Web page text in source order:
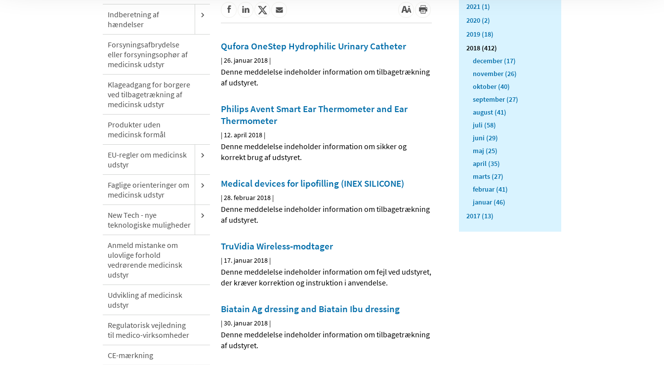
Indberetning af
hændelser
Forsyningsafbrydelse
eller forsyningsophør af
medicinsk udstyr
Klageadgang for borgere
ved tilbagetrækning af
medicinsk udstyr
Produkter uden
medicinsk formål
EU-regler om medicinsk
udstyr
Faglige orienteringer om
medicinsk udstyr
New Tech - nye
teknologiske muligheder
Anmeld mistanke om
ulovlige forhold
vedrørende medicinsk
udstyr
Udvikling af medicinsk
udstyr
Regulatorisk vejledning
til medico-virksomheder
CE-mærkning
Qufora OneStep Hydrophilic Urinary Catheter
|26. januar 2018 |
Denne meddelelse indeholder information om tilbagetrækning
af udstyret.
Philips Avent Smart Ear Thermometer and Ear
Thermometer
| 12. april 2018 |
Denne meddelelse indeholder information om sikker og
korrekt brug af udstyret.
Medical devices for lipofilling (INEX SILICONE)
|28. februar 2018 |
Denne meddelelse indeholder information om tilbagetrækning
af udstyret.
TruVidia Wireless‐modtager
| 17. januar 2018 |
Denne meddelelse indeholder information om fejl ved udstyret,
der kræver korrektion og instruktion i anvendelse.
Biatain Ag dressing and Biatain Ibu dressing
|30. januar 2018 |
Denne meddelelse indeholder information om tilbagetrækning
af udstyret.
2021 (1)
2020 (2)
2019 (18)
2018 (412)
december (17)
november (26)
oktober (40)
september (27)
august (41)
juli (58)
juni (29)
maj (25)
april (35)
marts (27)
februar (41)
januar (46)
2017 (13)